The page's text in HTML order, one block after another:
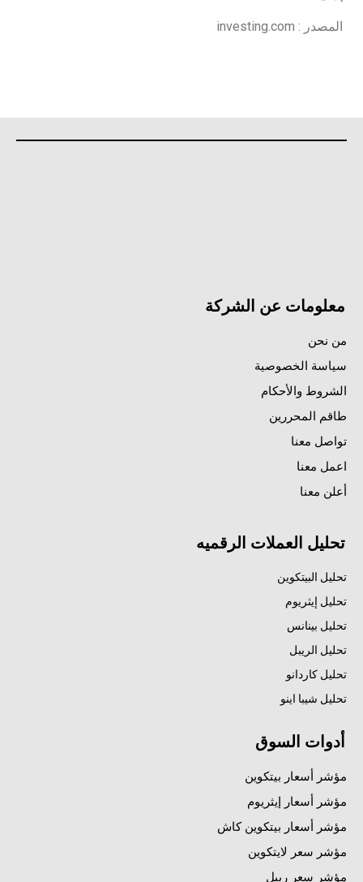
المصدر : investing.com
معلومات عن الشركة
من نحن
سياسة الخصوصية
الشروط والأحكام
طاقم المحررين
تواصل معنا
اعمل معنا
أعلن معنا
تحليل العملات الرقميه
تحليل البيتكوين
تحليل إيثريوم
تحليل بينانس
تحليل الريبل
تحليل كاردانو
تحليل شيبا اينو
أدوات السوق
مؤشر أسعار بيتكوين
مؤشر أسعار إيثريوم
مؤشر أسعار بيتكوين كاش
مؤشر سعر لايتكوين
مؤشر سعر ريبل